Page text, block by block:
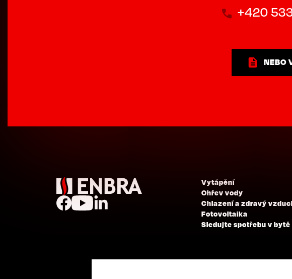
+420
NEBO
Vytápění
Ohřev vody
Chlazení a zdravý
Fotovoltaika
Sledujte spotřebu v bytě